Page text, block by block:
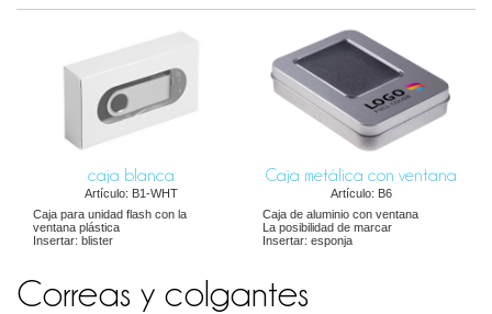
caja blanca
Artículo: B1-WHT
Caja para unidad flash con la
ventana plástica
Insertar: blister
Caja metálica con ventana
Artículo: B6
Caja de aluminio con ventana
La posibilidad de marcar
Insertar: esponja
Correas y colgantes